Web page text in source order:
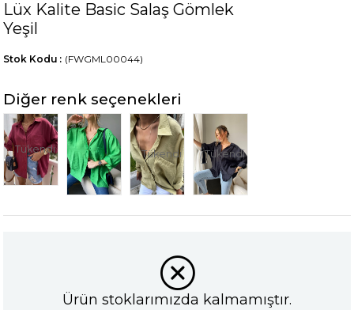
Lüx Kalite Basic Salaş Gömlek
Yeşil
(FWGML00044)
Stok Kodu
Diğer renk seçenekleri
Tükendi Tükendi Tükendi
Ürün stoklarımızda kalmamıştır.